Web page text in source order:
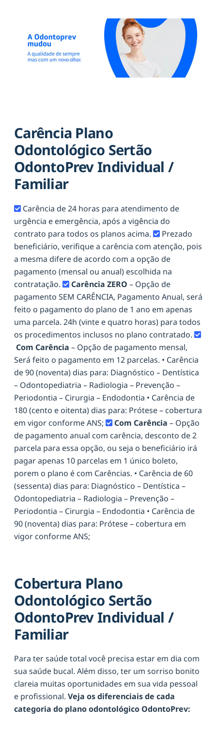
Carência Plano
Odontológico Sertão
OdontoPrev Individual /
Familiar
Carência de 24 horas para atendimento de
urgência e emergência, após a vigência do
contrato para todos os planos acima.
Prezado
beneficiário, verifique a carência com atenção, pois
a mesma difere de acordo com a opção de
pagamento (mensal ou anual) escolhida na
contratação.
Carência ZERO – Opção de
pagamento SEM CARÊNCIA, Pagamento Anual, será
feito o pagamento do plano de 1 ano em apenas
uma parcela. 24h (vinte e quatro horas) para todos
os procedimentos inclusos no plano contratado.
Com Carência – Opção de pagamento mensal,
Será feito o pagamento em 12 parcelas. • Carência
de 90 (noventa) dias para: Diagnóstico – Dentística
– Odontopediatria – Radiologia – Prevenção –
Periodontia – Cirurgia – Endodontia • Carência de
180 (cento e oitenta) dias para: Prótese – cobertura
em vigor conforme ANS;
Com Carência – Opção
de pagamento anual com carência, desconto de 2
parcela para essa opção, ou seja o beneficiário irá
pagar apenas 10 parcelas em 1 único boleto,
porem o plano é com Carências. • Carência de 60
(sessenta) dias para: Diagnóstico – Dentística –
Odontopediatria – Radiologia – Prevenção –
Periodontia – Cirurgia – Endodontia • Carência de
90 (noventa) dias para: Prótese – cobertura em
vigor conforme ANS;
Cobertura Plano
Odontológico Sertão
OdontoPrev Individual /
Familiar
Para ter saúde total você precisa estar em dia com
sua saúde bucal. Além disso, ter um sorriso bonito
clareia muitas oportunidades em sua vida pessoal
e profissional. Veja os diferenciais de cada
categoria do plano odontológico OdontoPrev: